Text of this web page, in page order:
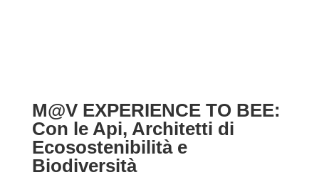
M@V EXPERIENCE TO BEE:
Con le Api, Architetti di
Ecosostenibilità e
Biodiversità